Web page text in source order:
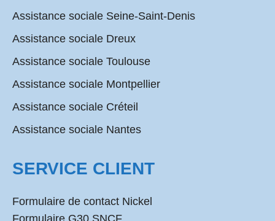
Assistance sociale Seine-Saint-Denis
Assistance sociale Dreux
Assistance sociale Toulouse
Assistance sociale Montpellier
Assistance sociale Créteil
Assistance sociale Nantes
SERVICE CLIENT
Formulaire de contact Nickel
Formulaire G30 SNCF